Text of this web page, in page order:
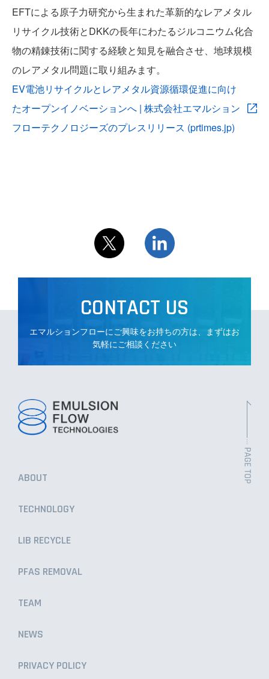
LIB RECYCLE
PRIVACY POLICY
CONTACT US
EFTによる原子力研究から生まれた革新的なレアメタル
リサイクル技術とDKKの長年にわたるジルコニウム化合
物の精錬技術に関する経験と知見を融合させ、地球規模
のレアメタル問題に取り組みます。
EV電池リサイクルとレアメタル資源循環促進に向け
たオープンイノベーションへ | 株式会社エマルション
フローテクノロジーズのプレスリリース (prtimes.jp)
CONTACT US
エマルションフローにご興味をお持ちの方は、まずはお
気軽にご相談ください
ABOUT
TECHNOLOGY
LIB RECYCLE
PFAS REMOVAL
TEAM
NEWS
PRIVACY POLICY